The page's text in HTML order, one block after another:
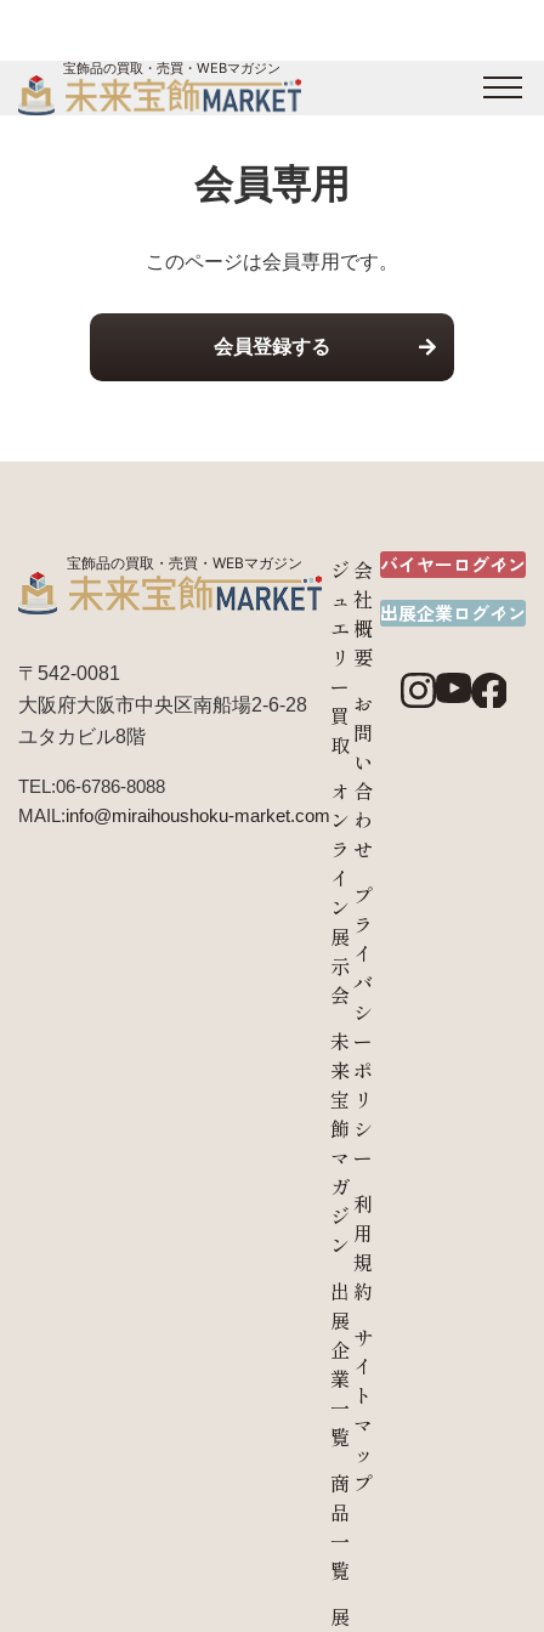
宝飾品の買取・売買・WEBマガジン
未来宝飾マガジン会員専用
このページは会員専用です。
会員登録する
宝飾品の買取・売買・WEBマガジン
〒542-0081
大阪府大阪市中央区南船場2-6-28
ユタカビル8階
TEL:06-6786-8088
MAIL:info@miraihoushoku-market.com
ジ
ュ
エ
リ
ー
買
取
オ
ン
ラ
イ
ン
展
示
会
未
来
宝
飾
マ
ガ
ジ
ン
出
展
企
業
一
覧
商
品
一
覧
展
会
社
概
要
お
問
い
合
わ
せ
プ
ラ
イ
バ
シ
ー
ポ
リ
シ
ー
利
用
規
約
サ
イ
ト
マ
ッ
プ
バイヤーログイン
出展企業ログイン